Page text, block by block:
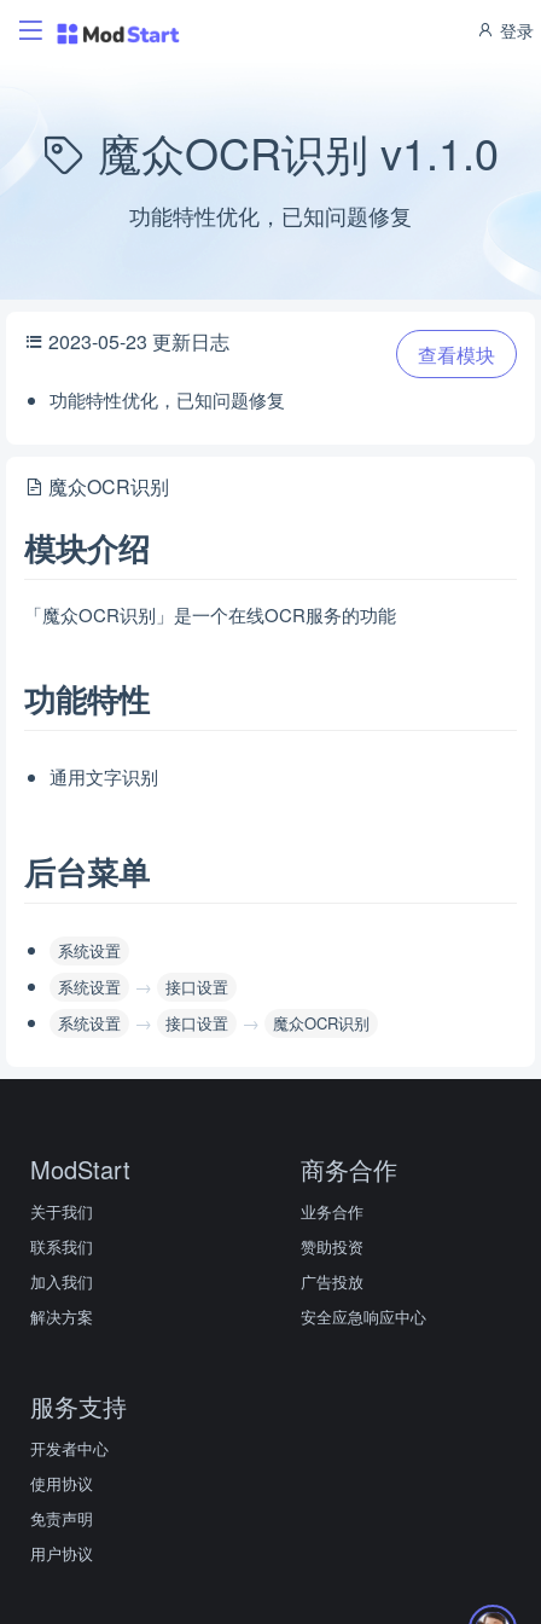
登录
魔众OCR识别 v1.1.0
功能特性优化，已知问题修复
查看模块
2023-05-23 更新日志
功能特性优化，已知问题修复
魔众OCR识别
模块介绍
「魔众OCR识别」是一个在线OCR服务的功能
功能特性
通用文字识别
后台菜单
系统设置
系统设置
→
接口设置
系统设置
→ 接口设置 → 魔众OCR识别
ModStart
关于我们
联系我们
加入我们
解决方案
商务合作
业务合作
赞助投资
广告投放
安全应急响应中心
服务支持
开发者中心
使用协议
免责声明
用户协议